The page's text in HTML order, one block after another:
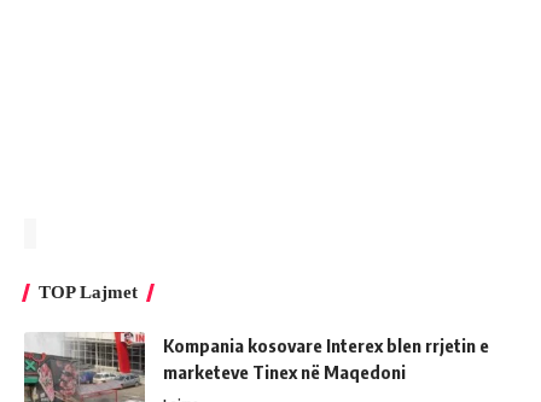
TOP Lajmet
Kompania kosovare Interex blen rrjetin e
marketeve Tinex në Maqedoni